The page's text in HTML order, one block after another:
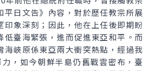
平日文告》內容，對於歷任教宗所展
印象深刻；因此，他在上任後即期盼
低臺海緊張，進而促進東亞和平。而
海峽原係東亞兩大衝突熱點，經過我
，如今朝鮮半島仍舊戰雲密布，臺